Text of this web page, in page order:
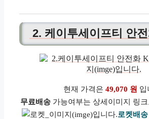
2. 케이투세이프티 안
현재 가격은 49,070 원 입
무료배송가능여부는 상세이미지 링
로켓배송